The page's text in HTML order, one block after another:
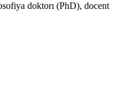
doktorı (PhD), docent